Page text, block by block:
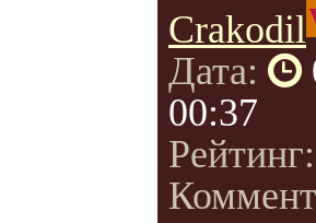
Crakodil
Дата:
00:37